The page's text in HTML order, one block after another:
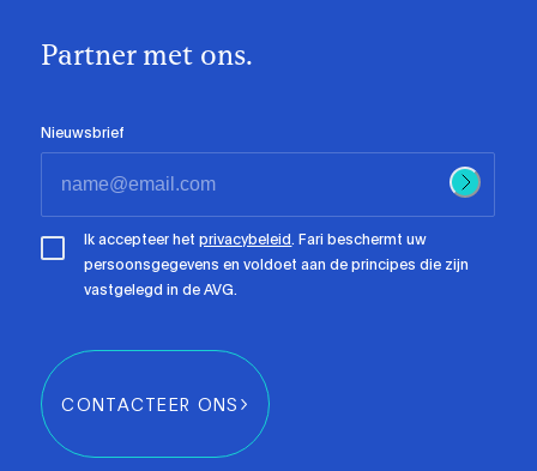
Partner met ons.
Nieuwsbrief
Ik accepteer hetprivacybeleid. Fari beschermt uw
persoonsgegevens en voldoet aan de principes die zijn
vastgelegd in de AVG.
CONTACTEER ONS